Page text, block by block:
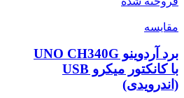
مقايسه
برد آردوینو UNO CH340G
با کانکتور میکرو USB
(اندرویدی)